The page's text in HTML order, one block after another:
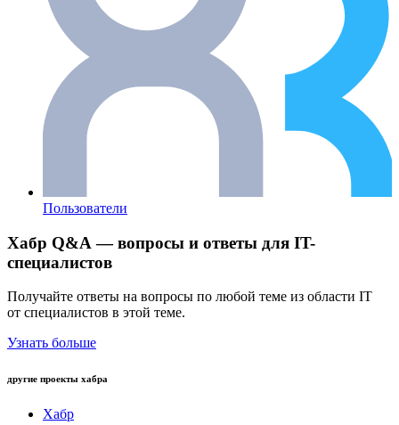
Пользователи
Хабр Q&A — вопросы и ответы для IT-
специалистов
Получайте ответы на вопросы по любой теме из области IT
от специалистов в этой теме.
Узнать больше
другие проекты хабра
Хабр